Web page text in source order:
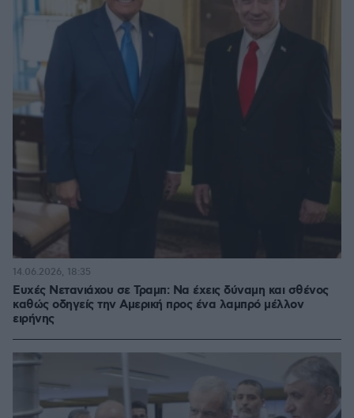
Ευχές Νετανιάχου σε Τραμπ: Να έχεις δύναμη και σθένος
καθώς οδηγείς την Αμερική προς ένα λαμπρό μέλλον
ειρήνης
14.06.2026, 18:35